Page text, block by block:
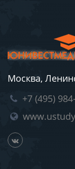
Москва,
+7 (495)